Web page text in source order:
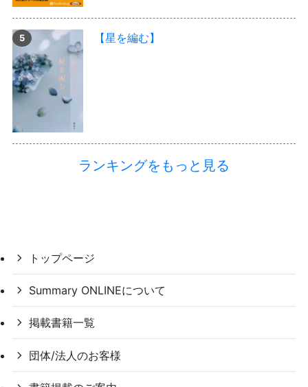
【星を編む】
ランキングをもっと見る
トップページ
Summary ONLINEについて
掲載書籍一覧
団体/法人のお客様